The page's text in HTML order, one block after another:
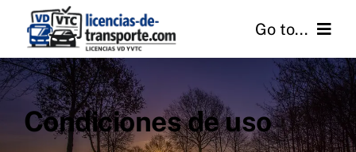
content
Go to...
Inicio
Quiénes Somos
Condiciones de uso